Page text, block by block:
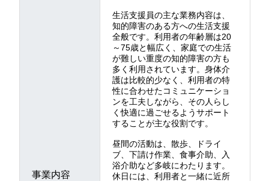
事業内容
生活支援員の主な業務内容は、
知的障害のある方への生活支援
全般です。利用者の年齢層は20
～75歳と幅広く、家庭での生活
が難しい重度の知的障害の方も
多く利用されています。身体介
護は比較的少なく、利用者の特
性に合わせたコミュニケーショ
ンを工夫しながら、その人らし
く快適に過ごせるようサポート
することが主な役割です。
昼間の活動は、散歩、ドライ
ブ、下請け作業、食事介助、入
浴介助など多岐にわたります。
休日には、利用者と一緒に近所